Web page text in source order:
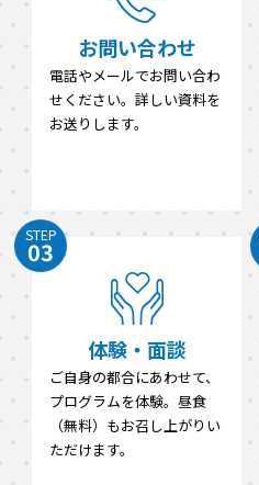
お問い合わせ
電話やメールでお問い合わ
せください。詳しい資料を
お送りします。
STEP
03
体験・面談
ご自身の都合にあわせて、
プログラムを体験。昼食
（無料）もお召し上がりい
ただけます。